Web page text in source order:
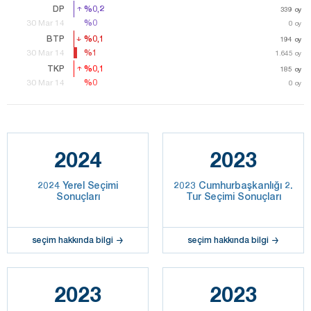
DP
BTP
TKP
%0,2 339 oy
%0,1 194 oy
%0,1 185 oy
%0,2 339 oy
%0,1 194 oy
%0,1 185 oy
30 Mar 14
30 Mar 14
30 Mar 14
%0 0 oy
%1 1.645 oy
%0 0 oy
%0
%1 1.645 oy
%0
2024
2024 Yerel Seçimi
Sonuçları
seçim hakkında bilgi
2023
2023 Cumhurbaşkanlığı 2.
Tur Seçimi Sonuçları
seçim hakkında bilgi
2023 2023